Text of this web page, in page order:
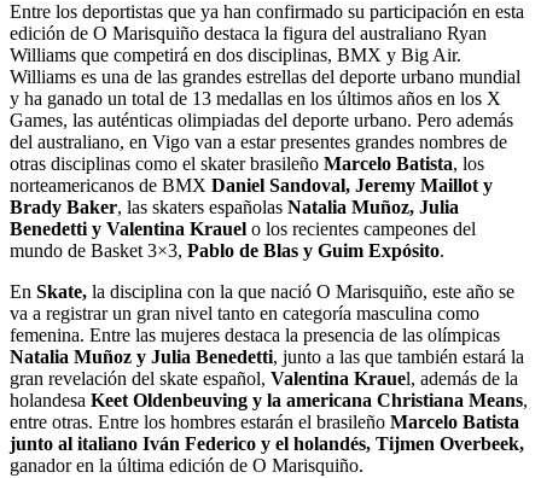
Entre los deportistas que ya han confirmado su participación en esta
edición de O Marisquiño destaca la figura del australiano Ryan
Williams que competirá en dos disciplinas, BMX y Big Air.
Williams es una de las grandes estrellas del deporte urbano mundial
y ha ganado un total de 13 medallas en los últimos años en los X
Games, las auténticas olimpiadas del deporte urbano. Pero además
del australiano, en Vigo van a estar presentes grandes nombres de
otras disciplinas como el skater brasileño Marcelo Batista, los
norteamericanos de BMX Daniel Sandoval, Jeremy Maillot y
Brady Baker, las skaters españolas Natalia Muñoz, Julia
Benedetti y Valentina Krauel o los recientes campeones del
mundo de Basket 3×3, Pablo de Blas y Guim Expósito.
En Skate, la disciplina con la que nació O Marisquiño, este año se
va a registrar un gran nivel tanto en categoría masculina como
femenina. Entre las mujeres destaca la presencia de las olímpicas
Natalia Muñoz y Julia Benedetti, junto a las que también estará la
gran revelación del skate español, Valentina Krauel, además de la
holandesa Keet Oldenbeuving y la americana Christiana Means,
entre otras. Entre los hombres estarán el brasileño Marcelo Batista
junto al italiano Iván Federico y el holandés, Tijmen Overbeek,
ganador en la última edición de O Marisquiño.